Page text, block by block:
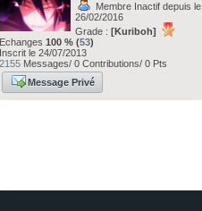
Membre Inactif depuis le
26/02/2016
Grade : [Kuriboh]
Echanges 100 % (53)
Inscrit le 24/07/2013
2155Messages/ 0 Contributions/ 0 Pts
Message Privé